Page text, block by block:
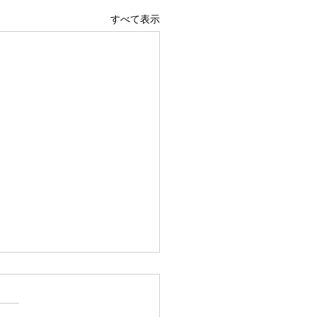
すべて表示
島駅前店 1階 吹き抜け